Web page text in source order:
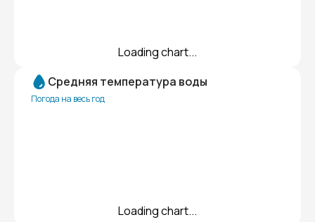
Loading chart...
Средняя температура воды
Погода на весь год
Loading chart...